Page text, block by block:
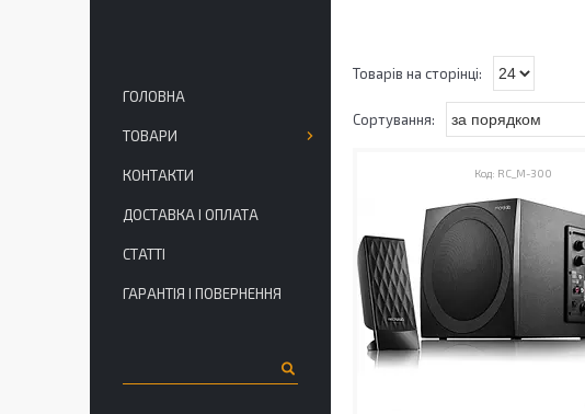
RC_M-300
ГОЛОВНА
ТОВАРИ
КОНТАКТИ
ДОСТАВКА І ОПЛАТА
СТАТТІ
ГАРАНТІЯ І ПОВЕРНЕННЯ